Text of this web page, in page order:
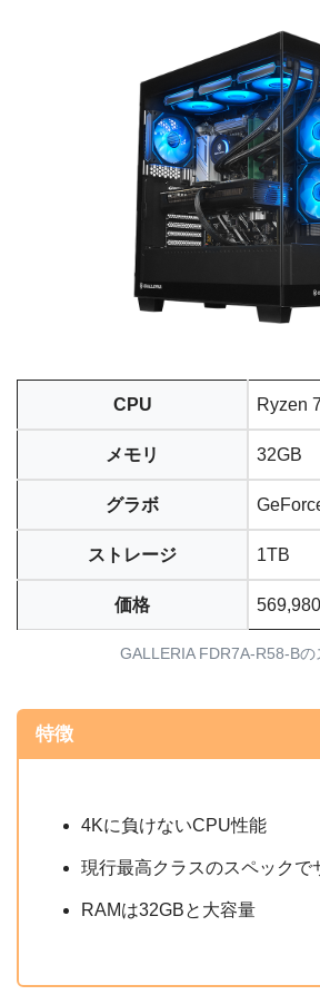
CPU Ryzen
メモリ 32GB
グラボ
ストレージ 1TB
価格
GALLERIA FDR7A-R58-Bの
特徴
4Kに負けないCPU性能
現行最高クラスのスペックで
RAMは32GBと大容量